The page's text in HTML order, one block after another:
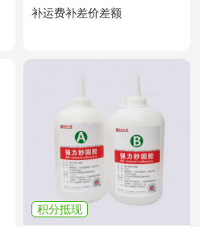
补运费补差价差额
积分抵现